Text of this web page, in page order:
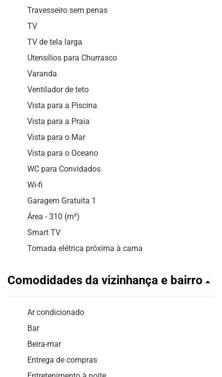
Travesseiro sem penas
TV
TV de tela larga
Utensílios para Churrasco
Varanda
Ventilador de teto
Vista para a Piscina
Vista para a Praia
Vista para o Mar
Vista para o Oceano
WC para Convidados
Wi-fi
Garagem Gratuita 1
Área - 310 (m²)
Smart TV
Tomada elétrica próxima à cama
Comodidades da vizinhança e bairro
Ar condicionado
Bar
Beira-mar
Entrega de compras